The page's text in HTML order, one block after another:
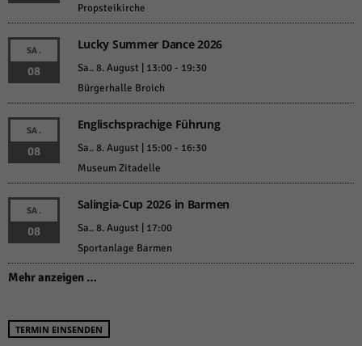
Propsteikirche
SA.
08
Lucky Summer Dance 2026
Sa.. 8. August | 13:00- 19:30
Bürgerhalle Broich
SA.
08
Englischsprachige Führung
Sa.. 8. August | 15:00- 16:30
Museum Zitadelle
SA.
08
Salingia-Cup 2026 in Barmen
Sa.. 8. August | 17:00
Sportanlage Barmen
Mehr anzeigen …
TERMIN EINSENDEN